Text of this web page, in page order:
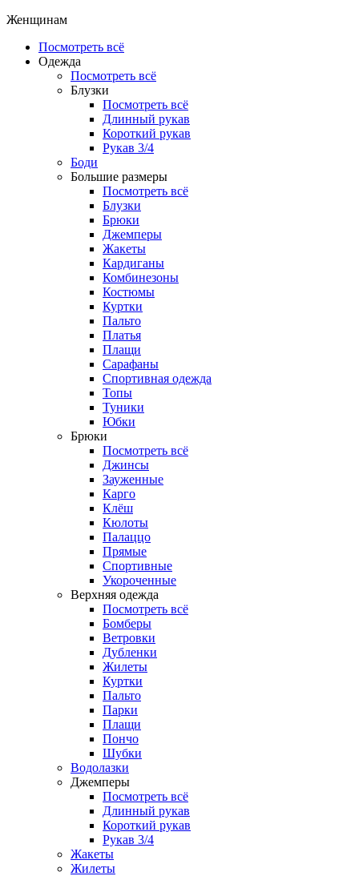
Женщинам
Посмотреть всё
Одежда
Посмотреть всё
Блузки
Посмотреть всё
Длинный рукав
Короткий рукав
Рукав 3/4
Боди
Большие размеры
Посмотреть всё
Блузки
Брюки
Джемперы
Жакеты
Кардиганы
Комбинезоны
Костюмы
Куртки
Пальто
Платья
Плащи
Сарафаны
Спортивная одежда
Топы
Туники
Юбки
Брюки
Посмотреть всё
Джинсы
Зауженные
Карго
Клёш
Кюлоты
Палаццо
Прямые
Спортивные
Укороченные
Верхняя одежда
Посмотреть всё
Бомберы
Ветровки
Дубленки
Жилеты
Куртки
Пальто
Парки
Плащи
Пончо
Шубки
Водолазки
Джемперы
Посмотреть всё
Длинный рукав
Короткий рукав
Рукав 3/4
Жакеты
Жилеты